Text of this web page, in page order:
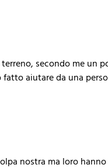
secondo me un
aiutare da una
nostra ma loro